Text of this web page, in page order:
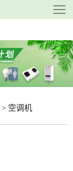
> 空调机